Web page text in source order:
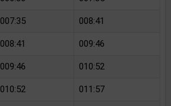
007:35 008:41
008:41 009:46
009:46 010:52
010:52 011:57